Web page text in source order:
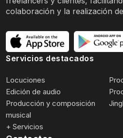
colaboración y la realización
Servicios destacados
Locuciones
Edición de audio
Producción y composición
musical
+ Servicios